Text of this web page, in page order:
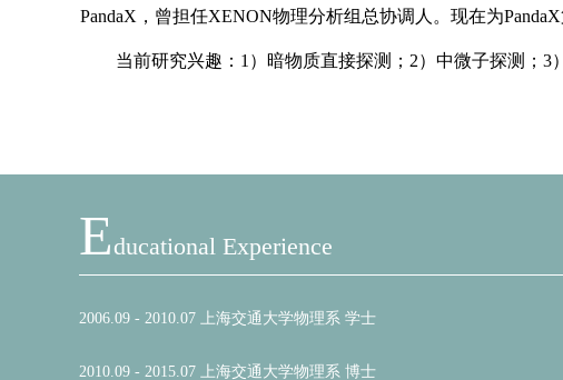
EDucational Experience
2006.09 - 2010.07 上海交通大学物理系 学士
2010.09 - 2015.07 上海交通大学物理系 博士